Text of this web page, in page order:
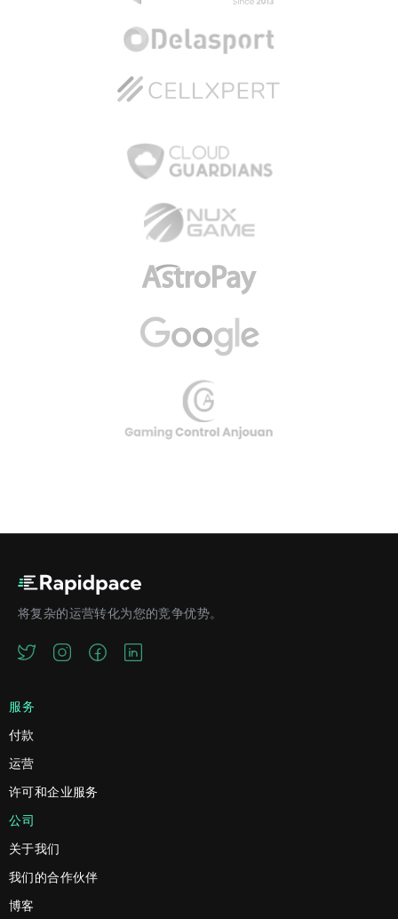
将复杂的运营转化为您的竞争优势。
服务
付款
运营
许可和企业服务
公司
关于我们
我们的合作伙伴
博客